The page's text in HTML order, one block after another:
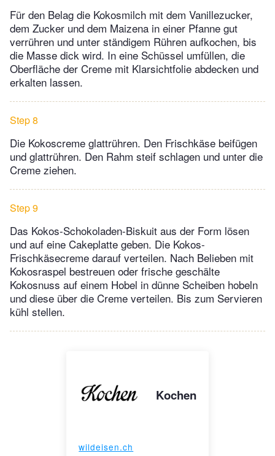
Für den Belag die Kokosmilch mit dem Vanillezucker,
dem Zucker und dem Maizena in einer Pfanne gut
verrühren und unter ständigem Rühren aufkochen, bis
die Masse dick wird. In eine Schüssel umfüllen, die
Oberfläche der Creme mit Klarsichtfolie abdecken und
erkalten lassen.
Step 8
Die Kokoscreme glattrühren. Den Frischkäse beifügen
und glattrühren. Den Rahm steif schlagen und unter die
Creme ziehen.
Step 9
Das Kokos-Schokoladen-Biskuit aus der Form lösen
und auf eine Cakeplatte geben. Die Kokos-
Frischkäsecreme darauf verteilen. Nach Belieben mit
Kokosraspel bestreuen oder frische geschälte
Kokosnuss auf einem Hobel in dünne Scheiben hobeln
und diese über die Creme verteilen. Bis zum Servieren
kühl stellen.
Kochen
wildeisen.ch